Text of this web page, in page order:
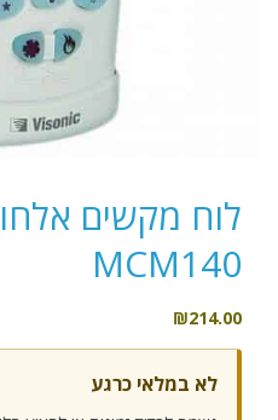
MCM140
₪214.00
לא במלאי כרגע